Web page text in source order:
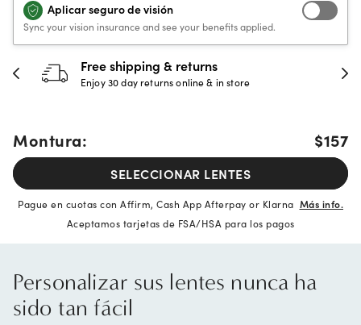
Aplicar seguro de visión
Sync your vision insurance and see your benefits applied.
30-day happiness guarantee
Full refund or replacement within 30 days
Montura: $157
SELECCIONAR LENTES
Pague en cuotas con Affirm, Cash App Afterpay or Klarna Más info.
Aceptamos tarjetas de FSA/HSA para los pagos
Personalizar sus lentes nunca ha
sido tan fácil